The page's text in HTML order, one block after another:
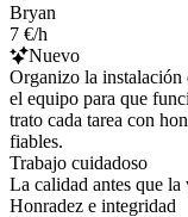
Bryan
7 €/h
Nuevo
Organizo la
el equipo para que
trato cada tarea con
fiables.
Trabajo cuidadoso
La calidad antes que la
Honradez e integridad